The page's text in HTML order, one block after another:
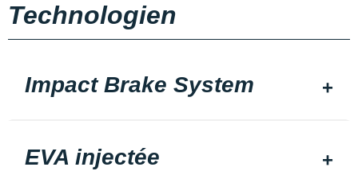
Technologien
Impact Brake System
EVA injectée